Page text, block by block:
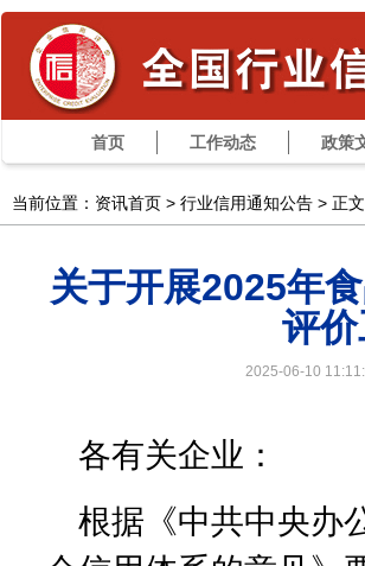
首页 工作动态 政策
当前位置：资讯首页 > 行业信用通知公告 > 正文
关于开展2025年
评
2025-06-10
各有关企业：
根据《中共中央办